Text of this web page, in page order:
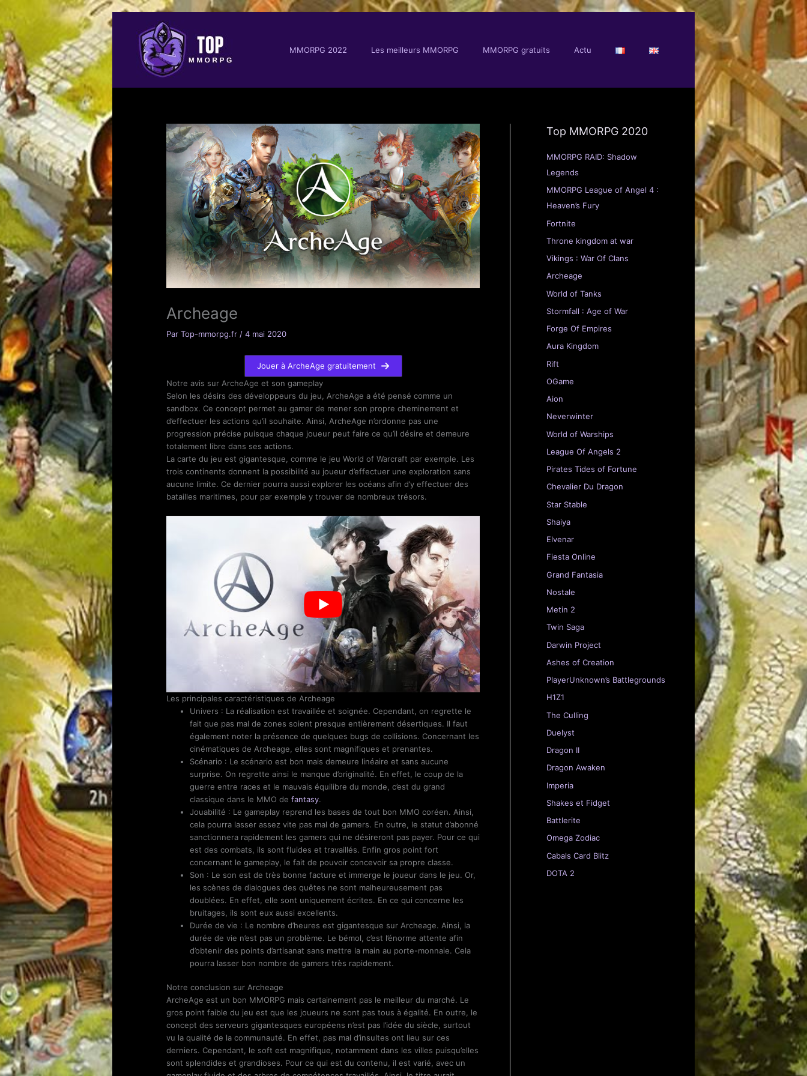
MMORPG 2022 Les meilleurs MMORPG MMORPG gratuits Actu
Archeage
Par Top-mmorpg.fr / 4 mai 2020
Jouer à ArcheAge gratuitement
Notre avis sur ArcheAge et son gameplay
Selon les désirs des développeurs du jeu, ArcheAge a été pensé comme un
sandbox. Ce concept permet au gamer de mener son propre cheminement et
d’effectuer les actions qu’il souhaite. Ainsi, ArcheAge n’ordonne pas une
progression précise puisque chaque joueur peut faire ce qu’il désire et demeure
totalement libre dans ses actions.
La carte du jeu est gigantesque, comme le jeu World of Warcraft par exemple. Les
trois continents donnent la possibilité au joueur d’effectuer une exploration sans
aucune limite. Ce dernier pourra aussi explorer les océans afin d’y effectuer des
batailles maritimes, pour par exemple y trouver de nombreux trésors.
Les principales caractéristiques de Archeage
Univers : La réalisation est travaillée et soignée. Cependant, on regrette le
fait que pas mal de zones soient presque entièrement désertiques. Il faut
également noter la présence de quelques bugs de collisions. Concernant les
cinématiques de Archeage, elles sont magnifiques et prenantes.
Scénario : Le scénario est bon mais demeure linéaire et sans aucune
surprise. On regrette ainsi le manque d’originalité. En effet, le coup de la
guerre entre races et le mauvais équilibre du monde, c’est du grand
classique dans le MMO de fantasy.
Jouabilité : Le gameplay reprend les bases de tout bon MMO coréen. Ainsi,
cela pourra lasser assez vite pas mal de gamers. En outre, le statut d’abonné
sanctionnera rapidement les gamers qui ne désireront pas payer. Pour ce qui
est des combats, ils sont fluides et travaillés. Enfin gros point fort
concernant le gameplay, le fait de pouvoir concevoir sa propre classe.
Son : Le son est de très bonne facture et immerge le joueur dans le jeu. Or,
les scènes de dialogues des quêtes ne sont malheureusement pas
doublées. En effet, elle sont uniquement écrites. En ce qui concerne les
bruitages, ils sont eux aussi excellents.
Durée de vie : Le nombre d’heures est gigantesque sur Archeage. Ainsi, la
durée de vie n’est pas un problème. Le bémol, c’est l’énorme attente afin
d’obtenir des points d’artisanat sans mettre la main au porte-monnaie. Cela
pourra lasser bon nombre de gamers très rapidement.
Notre conclusion sur Archeage
ArcheAge est un bon MMORPG mais certainement pas le meilleur du marché. Le
gros point faible du jeu est que les joueurs ne sont pas tous à égalité. En outre, le
concept des serveurs gigantesques européens n’est pas l’idée du siècle, surtout
vu la qualité de la communauté. En effet, pas mal d’insultes ont lieu sur ces
derniers. Cependant, le soft est magnifique, notamment dans les villes puisqu’elles
sont splendides et grandioses. Pour ce qui est du contenu, il est varié, avec un
Top MMORPG 2020
MMORPG RAID: Shadow
Legends
MMORPG League of Angel 4 :
Heaven’s Fury
Fortnite
Throne kingdom at war
Vikings : War Of Clans
Archeage
World of Tanks
Stormfall : Age of War
Forge Of Empires
Aura Kingdom
Rift
OGame
Aion
Neverwinter
World of Warships
League Of Angels 2
Pirates Tides of Fortune
Chevalier Du Dragon
Star Stable
Shaiya
Elvenar
Fiesta Online
Grand Fantasia
Nostale
Metin 2
Twin Saga
Darwin Project
Ashes of Creation
PlayerUnknown’s Battlegrounds
H1Z1
The Culling
Duelyst
Dragon II
Dragon Awaken
Imperia
Shakes et Fidget
Battlerite
Omega Zodiac
Cabals Card Blitz
DOTA 2